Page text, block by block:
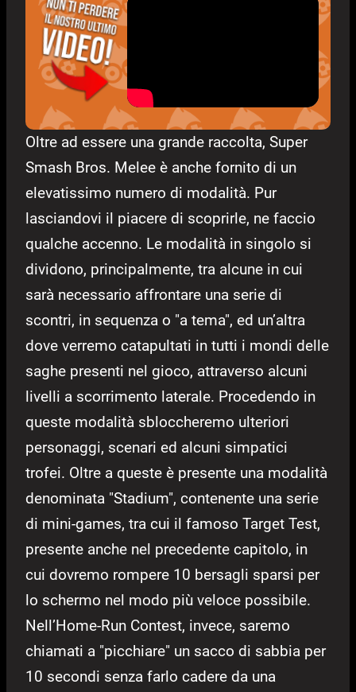
Oltre ad essere una grande raccolta, Super
Smash Bros. Melee è anche fornito di un
elevatissimo numero di modalità. Pur
lasciandovi il piacere di scoprirle, ne faccio
qualche accenno. Le modalità in singolo si
dividono, principalmente, tra alcune in cui
sarà necessario affrontare una serie di
scontri, in sequenza o "a tema", ed un’altra
dove verremo catapultati in tutti i mondi delle
saghe presenti nel gioco, attraverso alcuni
livelli a scorrimento laterale. Procedendo in
queste modalità sbloccheremo ulteriori
personaggi, scenari ed alcuni simpatici
trofei. Oltre a queste è presente una modalità
denominata "Stadium", contenente una serie
di mini-games, tra cui il famoso Target Test,
presente anche nel precedente capitolo, in
cui dovremo rompere 10 bersagli sparsi per
lo schermo nel modo più veloce possibile.
Nell’Home-Run Contest, invece, saremo
chiamati a "picchiare" un sacco di sabbia per
10 secondi senza farlo cadere da una